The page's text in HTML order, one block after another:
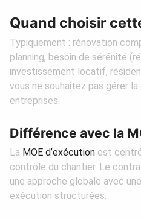
Quand choisir
Typiquement : rénovation
planning, besoin de sérénité
investissement locatif,
vous ne souhaitez pas gérer
entreprises.
Différence avec la
La MOE d’exécution est
contrôle du chantier. Le
une approche globale avec
exécution structurées.